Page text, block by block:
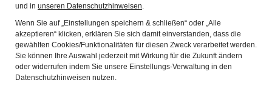
und in unseren Datenschutzhinweisen.
Wenn Sie auf „Einstellungen speichern & schließen“ oder „Alle
akzeptieren“ klicken, erklären Sie sich damit einverstanden, dass die
gewählten Cookies/Funktionalitäten für diesen Zweck verarbeitet werden.
Sie können Ihre Auswahl jederzeit mit Wirkung für die Zukunft ändern
oder widerrufen indem Sie unsere Einstellungs-Verwaltung in den
Datenschutzhinweisen nutzen.
Honigmarkt - Alles rund um
die Biene